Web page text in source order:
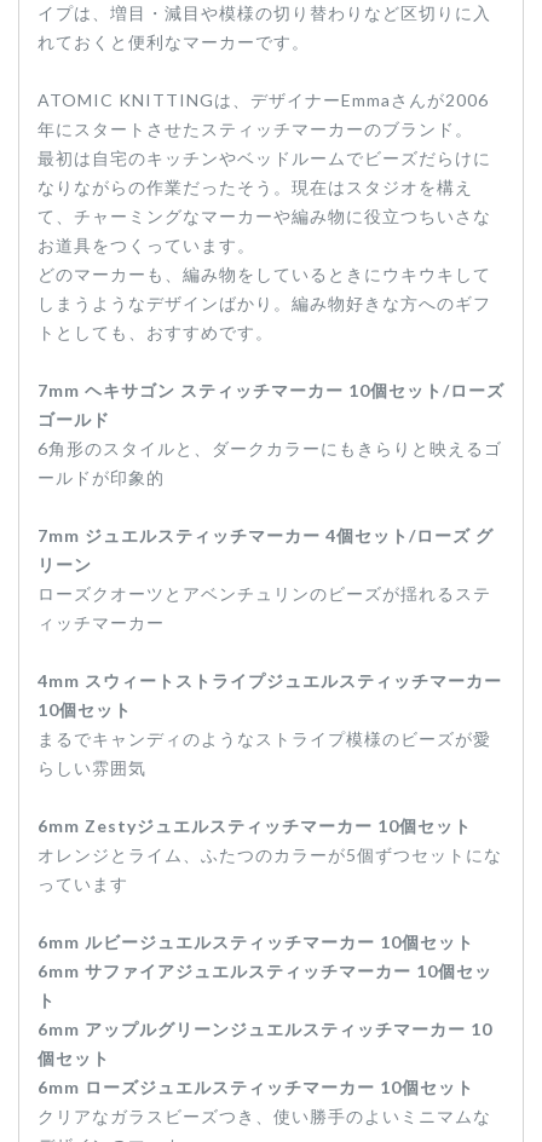
イプは、増目・減目や模様の切り替わりなど区切りに入
れておくと便利なマーカーです。
ATOMIC KNITTINGは、デザイナーEmmaさんが2006
年にスタートさせたスティッチマーカーのブランド。
最初は自宅のキッチンやベッドルームでビーズだらけに
なりながらの作業だったそう。現在はスタジオを構え
て、チャーミングなマーカーや編み物に役立つちいさな
お道具をつくっています。
どのマーカーも、編み物をしているときにウキウキして
しまうようなデザインばかり。編み物好きな方へのギフ
トとしても、おすすめです。
7mm ヘキサゴン スティッチマーカー 10個セット/ローズ
ゴールド
6角形のスタイルと、ダークカラーにもきらりと映えるゴ
ールドが印象的
7mm ジュエルスティッチマーカー 4個セット/ローズ グ
リーン
ローズクオーツとアベンチュリンのビーズが揺れるステ
ィッチマーカー
4mm スウィートストライプジュエルスティッチマーカー
10個セット
まるでキャンディのようなストライプ模様のビーズが愛
らしい雰囲気
6mm Zestyジュエルスティッチマーカー 10個セット
オレンジとライム、ふたつのカラーが5個ずつセットにな
っています
6mm ルビージュエルスティッチマーカー 10個セット
6mm サファイアジュエルスティッチマーカー 10個セッ
ト
6mm アップルグリーンジュエルスティッチマーカー 10
個セット
6mm ローズジュエルスティッチマーカー 10個セット
クリアなガラスビーズつき、使い勝手のよいミニマムな